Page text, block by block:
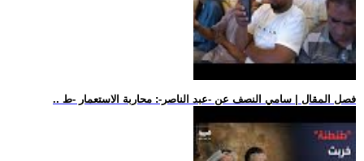
.. فصل المقال | سامي النصف عن -عبد الناصر-: محاربة الاستعمار -ط